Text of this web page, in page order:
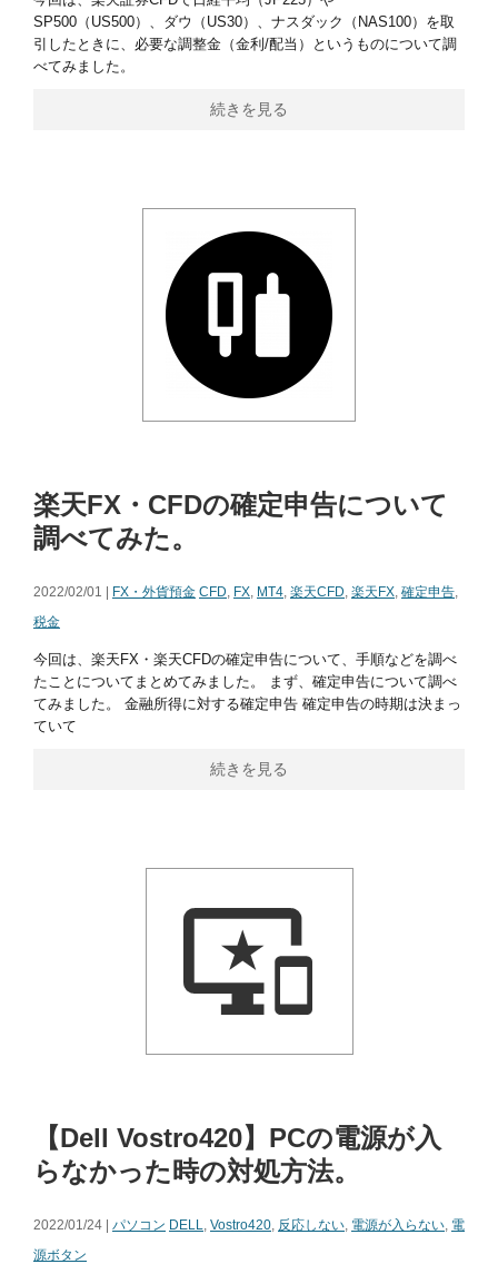
SP500（US500）、ダウ（US30）、ナスダック（NAS100）を取
引したときに、必要な調整金（金利/配当）というものについて調
べてみました。
続きを見る
楽天FX・CFDの確定申告について
調べてみた。
2022/02/01 | FX・外貨預金 CFD, FX, MT4, 楽天CFD, 楽天FX, 確定申告,
税金
今回は、楽天FX・楽天CFDの確定申告について、手順などを調べ
たことについてまとめてみました。 まず、確定申告について調べ
てみました。 金融所得に対する確定申告 確定申告の時期は決まっ
ていて
続きを見る
【Dell Vostro420】PCの電源が入
らなかった時の対処方法。
2022/01/24 | パソコン DELL, Vostro420, 反応しない, 電源が入らない, 電
源ボタン